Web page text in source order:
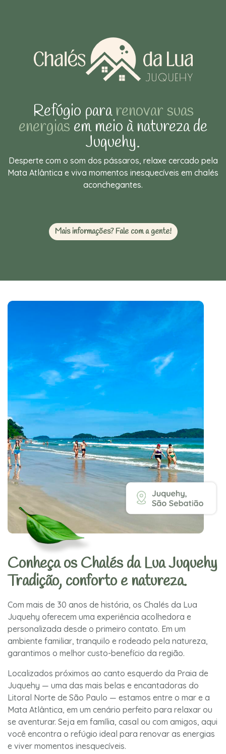
Refúgio pararenovar suas
energias em meio à natureza de
Juquehy.
Desperte com o som dos pássaros, relaxe cercado pela
Mata Atlântica e viva momentos inesquecíveis em chalés
aconchegantes.
Mais informações? Fale com a gente!
Conheça os Chalés da Lua Juquehy
Tradição, conforto e natureza.
Com mais de 30 anos de história, os Chalés da Lua
Juquehy oferecem uma experiência acolhedora e
personalizada desde o primeiro contato. Em um
ambiente familiar, tranquilo e rodeado pela natureza,
garantimos o melhor custo-benefício da região.
Localizados próximos ao canto esquerdo da Praia de
Juquehy — uma das mais belas e encantadoras do
Litoral Norte de São Paulo — estamos entre o mar e a
Mata Atlântica, em um cenário perfeito para relaxar ou
se aventurar. Seja em família, casal ou com amigos, aqui
você encontra o refúgio ideal para renovar as energias
e viver momentos inesquecíveis.